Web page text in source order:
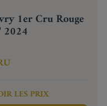
1er Cru Rouge
2024
LES PRIX